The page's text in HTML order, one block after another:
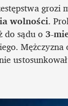
grozi
wolności.
do sądu o 3-
Mężczyzna